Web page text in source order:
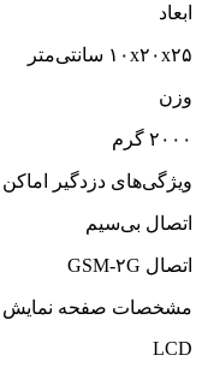
ابعاد
۱۰x۲۰x۲۵ سانتی‌متر
وزن
۲۰۰۰ گرم
ویژگی‌های دزدگیر اماکن
اتصال بی‌سیم
اتصال GSM‎-۲G
مشخصات صفحه نمایش
LCD